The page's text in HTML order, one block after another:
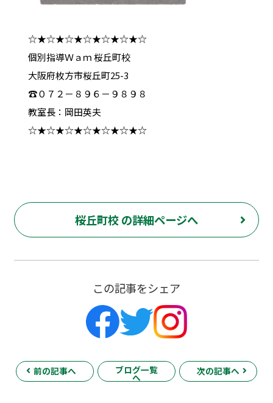
☆★☆★☆★☆★☆★☆★☆
個別指導Ｗａｍ 桜丘町校
大阪府枚方市桜丘町25-3
☎０７２－８９６－９８９８
教室長：岡田英夫
☆★☆★☆★☆★☆★☆★☆
桜丘町校 の詳細ページへ
この記事をシェア
前の記事へ ブログ一覧
へ
次の記事へ